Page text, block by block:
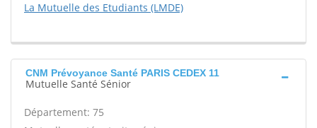
La Mutuelle des Etudiants (LMDE)
CNM Prévoyance Santé PARIS CEDEX 11
Mutuelle Santé Sénior
Département: 75